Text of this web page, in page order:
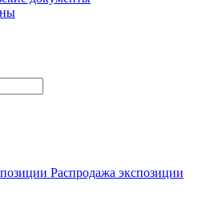
Распродажа экспозиции